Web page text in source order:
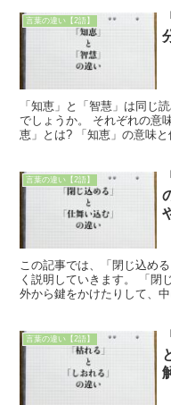
言葉の違い【2語】
「知恵」と「智慧」は同じ
でしょうか。 それぞれの意
恵」とは? 「知恵」の意味
言葉の違い【2語】
この記事では、「閉じ込め
く説明していきます。 「閉
外から鍵をかけたりして、
言葉の違い【2語】